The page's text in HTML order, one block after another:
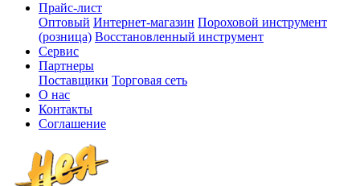
Прайс-лист
Оптовый Интернет-магазин Пороховой инструмент
(розница) Восстановленный инструмент
Сервис
Партнеры
Поставщики Торговая сеть
О нас
Контакты
Соглашение